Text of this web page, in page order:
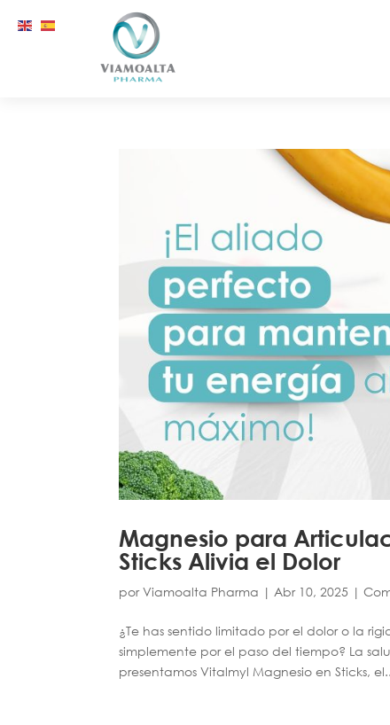
Magnesio para
Sticks Alivia el Dolor
porViamoalta Pharma | Abr 10, 2025 |
¿Te has sentido limitado por el dolor o la
simplemente por el paso del tiempo? La
presentamos Vitalmyl Magnesio en Sticks,